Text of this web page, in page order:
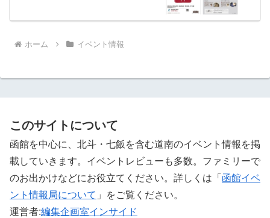
ホーム イベント情報
このサイトについて
函館を中心に、北斗・七飯を含む道南のイベント情報を掲
載していきます。イベントレビューも多数。ファミリーで
のお出かけなどにお役立てください。詳しくは「 函館イベ
ント情報局について 」をご覧ください。 ‎
運営者:編集企画室インサイド